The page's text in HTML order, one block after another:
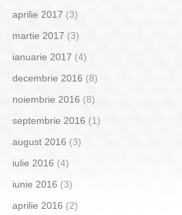
aprilie 2017 (3)
martie 2017 (3)
ianuarie 2017 (4)
decembrie 2016 (8)
noiembrie 2016 (8)
septembrie 2016 (1)
august 2016 (3)
iulie 2016 (4)
iunie 2016 (3)
aprilie 2016 (2)